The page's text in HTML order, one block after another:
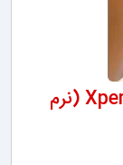
دوره آموزشی غیرحضوری نرم افزار Xpert (نرم